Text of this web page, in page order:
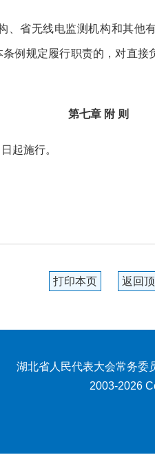
、省无线电监测机构和其他
例规定履行职责的，对直
第七章 附 则
起施行。
打印本页 返回
湖北省人民代表大会常务委
2003-2026